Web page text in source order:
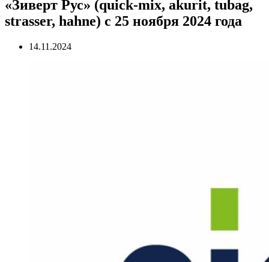
«Зиверт Рус» (quick-mix, akurit, tubag,
strasser, hahne) с 25 ноября 2024 года
14.11.2024